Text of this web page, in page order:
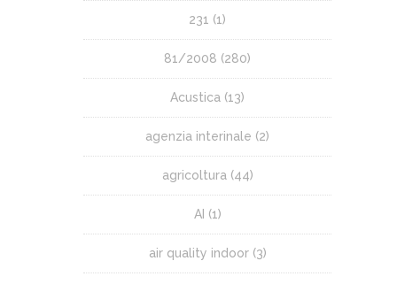
231 (1)
81/2008 (280)
Acustica (13)
agenzia interinale (2)
agricoltura(44)
AI (1)
air quality indoor(3)